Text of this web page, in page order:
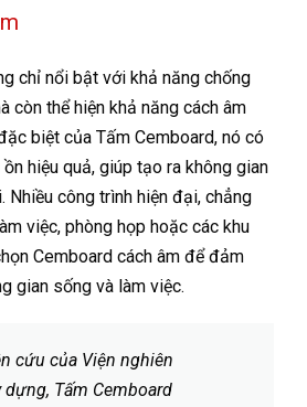
chỉ nổi bật với khả năng chống
còn thể hiện khả năng cách âm
biệt của Tấm Cemboard, nó có
hiệu quả, giúp tạo ra không gian
Nhiều công trình hiện đại, chẳng
việc, phòng họp hoặc các khu
Cemboard cách âm để đảm
gian sống và làm việc.
cứu của Viện nghiên
Tấm Cemboard